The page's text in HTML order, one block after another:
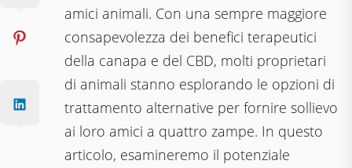
amici animali. Con una sempre maggiore
consapevolezza dei benefici terapeutici
della canapa e del CBD, molti proprietari
di animali stanno esplorando le opzioni di
trattamento alternative per fornire sollievo
ai loro amici a quattro zampe. In questo
articolo, esamineremo il potenziale